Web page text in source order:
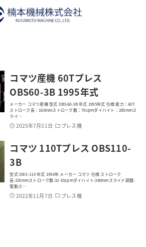
コマツ産機 60Tプレス
OBS60-3B 1995年式
メーカー コマツ産機 型式 OBS60-3B 年式 1995年式 仕様 能力：60T
ストローク長：160mmストローク数：70spmダイハイト：285mmス
ライ…
2025年7月31日 プレス機
コマツ 110Tプレス OBS110-
3B
型式 OBS-110 年式 1994年 メーカー コマツ 仕様 ストローク
長:150mmストローク数:32-65spmダイハイト:380mmスライド調整:
電動ス…
2022年11月7日 プレス機